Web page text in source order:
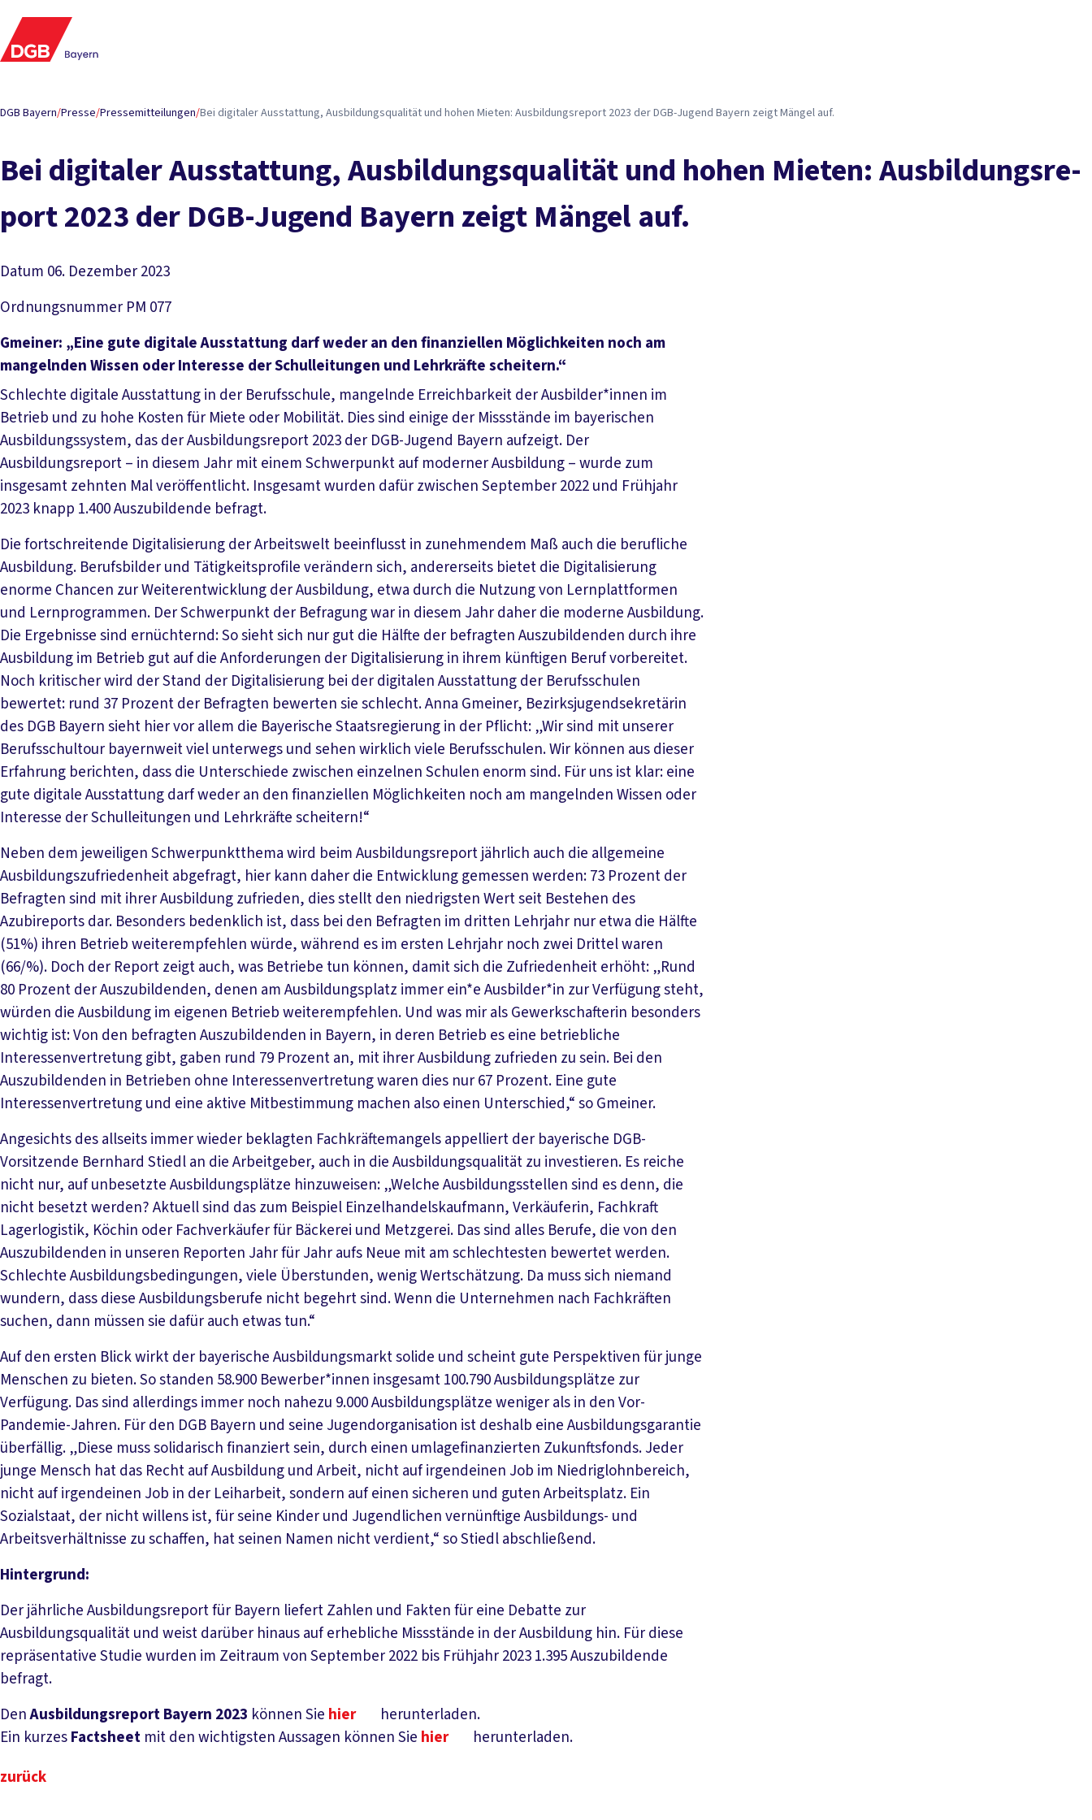
DGB Bayern/Presse/Pressemitteilungen/Bei di­gi­ta­ler Aus­stat­tung, Aus­bil­dungs­qua­li­tät und ho­hen Mie­ten: Aus­bil­dungs­re­port 2023 der DGB-Ju­gend Bay­ern zeigt Män­gel auf.
Bei di­gi­ta­ler Aus­stat­tung, Aus­bil­dungs­qua­li­tät und ho­hen Mie­ten: Aus­bil­dungs­re­
port 2023 der DGB-Ju­gend Bay­ern zeigt Män­gel auf.
Datum 06. Dezember 2023
Ordnungsnummer PM 077
Gmeiner: „Eine gute digitale Ausstattung darf weder an den finanziellen Möglichkeiten noch am
mangelnden Wissen oder Interesse der Schulleitungen und Lehrkräfte scheitern.“
Schlechte digitale Ausstattung in der Berufsschule, mangelnde Erreichbarkeit der Ausbilder*innen im
Betrieb und zu hohe Kosten für Miete oder Mobilität. Dies sind einige der Missstände im bayerischen
Ausbildungssystem, das der Ausbildungsreport 2023 der DGB-Jugend Bayern aufzeigt. Der
Ausbildungsreport – in diesem Jahr mit einem Schwerpunkt auf moderner Ausbildung – wurde zum
insgesamt zehnten Mal veröffentlicht. Insgesamt wurden dafür zwischen September 2022 und Frühjahr
2023 knapp 1.400 Auszubildende befragt.
Die fortschreitende Digitalisierung der Arbeitswelt beeinflusst in zunehmendem Maß auch die berufliche
Ausbildung. Berufsbilder und Tätigkeitsprofile verändern sich, andererseits bietet die Digitalisierung
enorme Chancen zur Weiterentwicklung der Ausbildung, etwa durch die Nutzung von Lernplattformen
und Lernprogrammen. Der Schwerpunkt der Befragung war in diesem Jahr daher die moderne Ausbildung.
Die Ergebnisse sind ernüchternd: So sieht sich nur gut die Hälfte der befragten Auszubildenden durch ihre
Ausbildung im Betrieb gut auf die Anforderungen der Digitalisierung in ihrem künftigen Beruf vorbereitet.
Noch kritischer wird der Stand der Digitalisierung bei der digitalen Ausstattung der Berufsschulen
bewertet: rund 37 Prozent der Befragten bewerten sie schlecht. Anna Gmeiner, Bezirksjugendsekretärin
des DGB Bayern sieht hier vor allem die Bayerische Staatsregierung in der Pflicht: „Wir sind mit unserer
Berufsschultour bayernweit viel unterwegs und sehen wirklich viele Berufsschulen. Wir können aus dieser
Erfahrung berichten, dass die Unterschiede zwischen einzelnen Schulen enorm sind. Für uns ist klar: eine
gute digitale Ausstattung darf weder an den finanziellen Möglichkeiten noch am mangelnden Wissen oder
Interesse der Schulleitungen und Lehrkräfte scheitern!“
Neben dem jeweiligen Schwerpunktthema wird beim Ausbildungsreport jährlich auch die allgemeine
Ausbildungszufriedenheit abgefragt, hier kann daher die Entwicklung gemessen werden: 73 Prozent der
Befragten sind mit ihrer Ausbildung zufrieden, dies stellt den niedrigsten Wert seit Bestehen des
Azubireports dar. Besonders bedenklich ist, dass bei den Befragten im dritten Lehrjahr nur etwa die Hälfte
(51%) ihren Betrieb weiterempfehlen würde, während es im ersten Lehrjahr noch zwei Drittel waren
(66/%). Doch der Report zeigt auch, was Betriebe tun können, damit sich die Zufriedenheit erhöht: „Rund
80 Prozent der Auszubildenden, denen am Ausbildungsplatz immer ein*e Ausbilder*in zur Verfügung steht,
würden die Ausbildung im eigenen Betrieb weiterempfehlen. Und was mir als Gewerkschafterin besonders
wichtig ist: Von den befragten Auszubildenden in Bayern, in deren Betrieb es eine betriebliche
Interessenvertretung gibt, gaben rund 79 Prozent an, mit ihrer Ausbildung zufrieden zu sein. Bei den
Auszubildenden in Betrieben ohne Interessenvertretung waren dies nur 67 Prozent. Eine gute
Interessenvertretung und eine aktive Mitbestimmung machen also einen Unterschied,“ so Gmeiner.
Angesichts des allseits immer wieder beklagten Fachkräftemangels appelliert der bayerische DGB-
Vorsitzende Bernhard Stiedl an die Arbeitgeber, auch in die Ausbildungsqualität zu investieren. Es reiche
nicht nur, auf unbesetzte Ausbildungsplätze hinzuweisen: „Welche Ausbildungsstellen sind es denn, die
nicht besetzt werden? Aktuell sind das zum Beispiel Einzelhandelskaufmann, Verkäuferin, Fachkraft
Lagerlogistik, Köchin oder Fachverkäufer für Bäckerei und Metzgerei. Das sind alles Berufe, die von den
Auszubildenden in unseren Reporten Jahr für Jahr aufs Neue mit am schlechtesten bewertet werden.
Schlechte Ausbildungsbedingungen, viele Überstunden, wenig Wertschätzung. Da muss sich niemand
wundern, dass diese Ausbildungsberufe nicht begehrt sind. Wenn die Unternehmen nach Fachkräften
suchen, dann müssen sie dafür auch etwas tun.“
Auf den ersten Blick wirkt der bayerische Ausbildungsmarkt solide und scheint gute Perspektiven für junge
Menschen zu bieten. So standen 58.900 Bewerber*innen insgesamt 100.790 Ausbildungsplätze zur
Verfügung. Das sind allerdings immer noch nahezu 9.000 Ausbildungsplätze weniger als in den Vor-
Pandemie-Jahren. Für den DGB Bayern und seine Jugendorganisation ist deshalb eine Ausbildungsgarantie
überfällig. „Diese muss solidarisch finanziert sein, durch einen umlagefinanzierten Zukunftsfonds. Jeder
junge Mensch hat das Recht auf Ausbildung und Arbeit, nicht auf irgendeinen Job im Niedriglohnbereich,
nicht auf irgendeinen Job in der Leiharbeit, sondern auf einen sicheren und guten Arbeitsplatz. Ein
Sozialstaat, der nicht willens ist, für seine Kinder und Jugendlichen vernünftige Ausbildungs- und
Arbeitsverhältnisse zu schaffen, hat seinen Namen nicht verdient,“ so Stiedl abschließend.
Hintergrund:
Der jährliche Ausbildungsreport für Bayern liefert Zahlen und Fakten für eine Debatte zur
Ausbildungsqualität und weist darüber hinaus auf erhebliche Missstände in der Ausbildung hin. Für diese
repräsentative Studie wurden im Zeitraum von September 2022 bis Frühjahr 2023 1.395 Auszubildende
befragt.
DenAusbildungsreport Bayern 2023 können Sie hier
herunterladen.
Ein kurzesFactsheet mit den wichtigsten Aussagen können Sie hier
herunterladen.
zurück